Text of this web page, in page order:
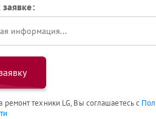
ремонт техники LG, Вы соглашаетесь с